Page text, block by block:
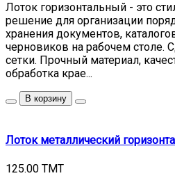
Лоток горизонтальный - это
решение для организации
хранения документов,
черновиков на рабочем столе.
сетки. Прочный материал,
обработка крае...
В корзину
Лоток металлический
125.00 TMT